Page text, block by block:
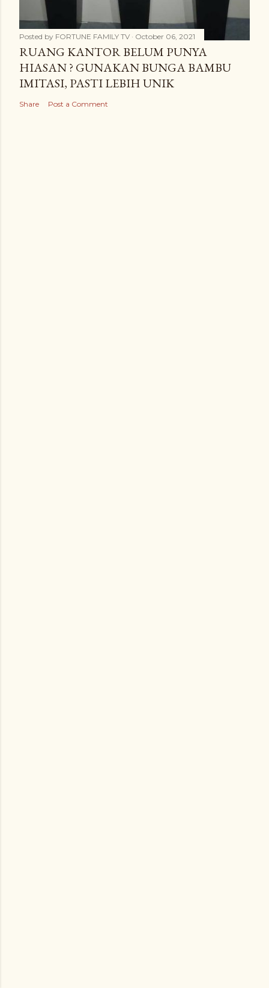
Posted by FORTUNE FAMILY TV October 06, 2021
RUANG KANTOR BELUM PUNYA
HIASAN ? GUNAKAN BUNGA BAMBU
IMITASI, PASTI LEBIH UNIK
Share Post a Comment